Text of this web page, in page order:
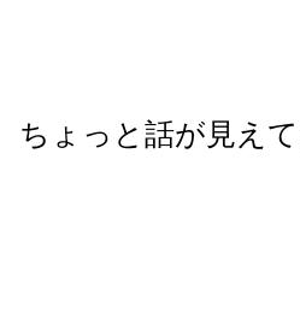
ちょっと話が見えて